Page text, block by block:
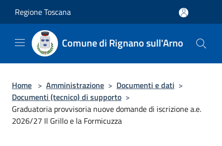
Regione Toscana
Comune di Rignano sull'Arno
Home > Amministrazione > Documenti e dati >
Documenti (tecnico) di supporto >
Graduatoria provvisoria nuove domande di iscrizione a.e.
2026/27 Il Grillo e la Formicuzza